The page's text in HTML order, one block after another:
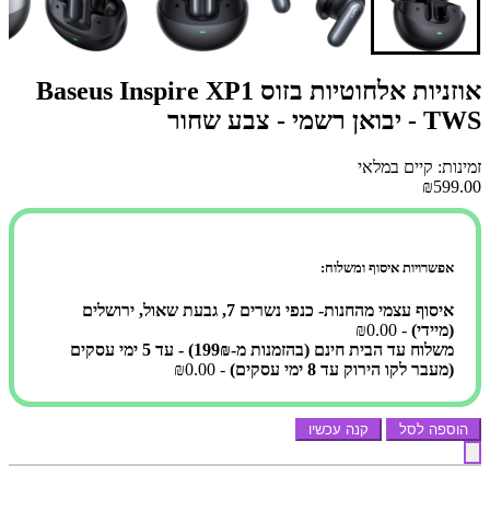
אוזניות אלחוטיות בזוס Baseus Inspire XP1
TWS - יבואן רשמי - צבע שחור
זמינות: קיים במלאי
₪599.00
אפשרויות איסוף ומשלוח:
איסוף עצמי מהחנות- כנפי נשרים 7, גבעת שאול, ירושלים
(מיידי) - ₪0.00
משלוח עד הבית חינם (בהזמנות מ-199₪) - עד 5 ימי עסקים
(מעבר לקו הירוק עד 8 ימי עסקים)
- ₪0.00
הוספה לסל קנה עכשיו